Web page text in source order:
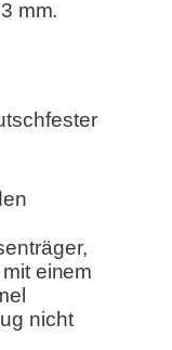
mm.
mit einem
nicht